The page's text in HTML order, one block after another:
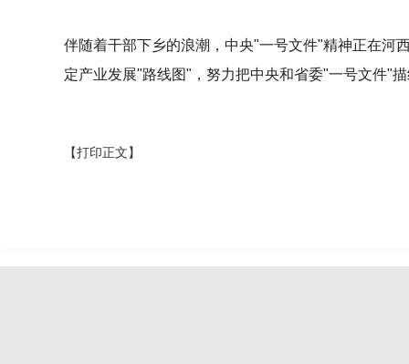
伴随着干部下乡的浪潮，中央"一号文件"精神正在河
定产业发展"路线图"，努力把中央和省委"一号文件"
【打印正文】